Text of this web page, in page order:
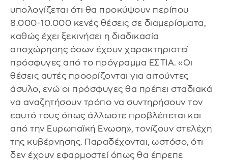
υπολογίζεται ότι θα προκύψουν περίπου
8.000-10.000 κενές θέσεις σε διαμερίσματα,
καθώς έχει ξεκινήσει η διαδικασία
αποχώρησης όσων έχουν χαρακτηριστεί
πρόσφυγες από το πρόγραμμα ΕΣΤΙΑ. «Οι
θέσεις αυτές προορίζονται για αιτούντες
άσυλο, ενώ οι πρόσφυγες θα πρέπει σταδιακά
να αναζητήσουν τρόπο να συντηρήσουν τον
εαυτό τους όπως άλλωστε προβλέπεται και
από την Ευρωπαϊκή Ενωση», τονίζουν στελέχη
της κυβέρνησης. Παραδέχονται, ωστόσο, ότι
δεν έχουν εφαρμοστεί όπως θα έπρεπε